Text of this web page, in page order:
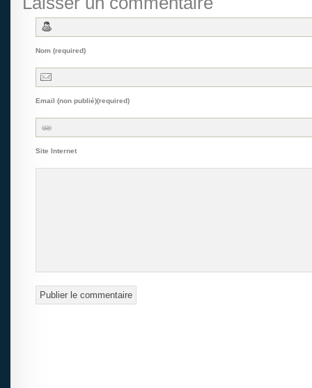
Nom (required)
Email (non publié)(required)
Site Internet